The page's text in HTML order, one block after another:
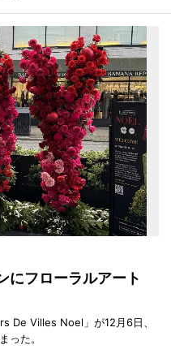
にフローラルアート
De Villes Noel」が12月6日、
った。